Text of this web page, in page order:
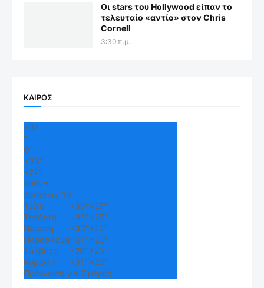
Οι stars του Hollywood είπαν το
τελευταίο «αντίο» στον Chris
Cornell
3:30 π.μ.
ΚΑΙΡΟΣ
+32
°
C
+33°
+27°
Αθήνα
Δευτέρα, 10
Τρίτη
+36°+27°
Τετάρτη
+35°+28°
Πέμπτη
+33°+25°
Παρασκευή+31°+23°
Σάββατο
+29°+23°
Κυριακή
+31°+20°
Πρόγνωση για 7 μέρες